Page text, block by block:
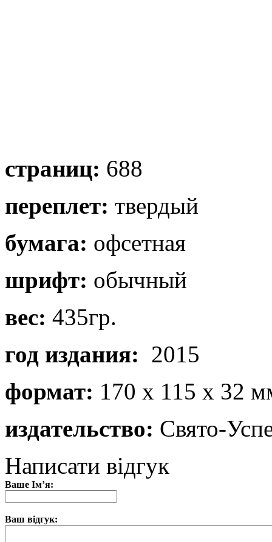
страниц: 688
переплет: твердый
бумага: офсетная
шрифт: обычный
вес: 435гр.
год издания: 2015
формат: 170 х 115 х 32
издательство: Свято-
Написати відгук
Ваше Ім’я:
Ваш відгук: